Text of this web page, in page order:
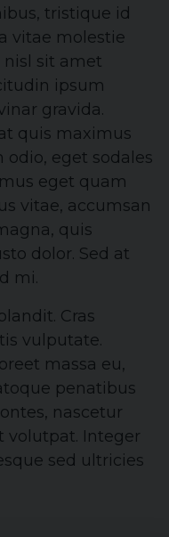
tristique id
vitae molestie
nisl sit amet
ipsum
gravida.
quis maximus
eget sodales
eget quam
vitae, accumsan
quis
dolor. Sed at
mi.
Cras
vulputate.
massa eu,
penatibus
nascetur
volutpat. Integer
sed ultricies